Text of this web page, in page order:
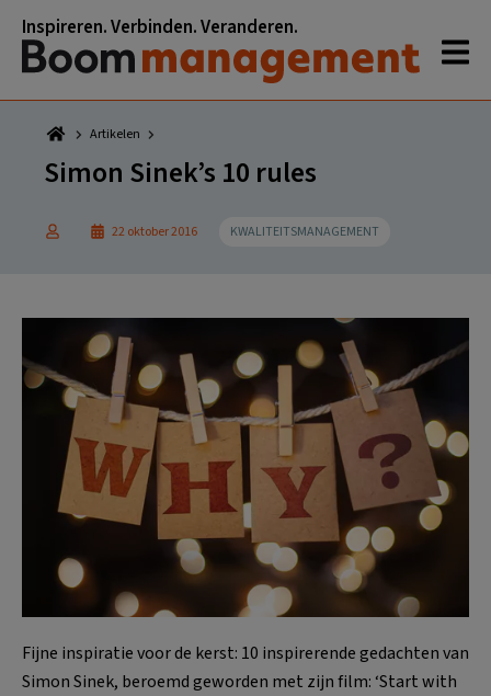
naar
hoofdnavigatie
naar
hoofd
inhoud
naar
eerste
sidebar
naar
voettekst
Inspireren. Verbinden. Veranderen.
Artikelen
Simon Sinek’s 10 rules
22 oktober 2016 KWALITEITSMANAGEMENT
Fijne inspiratie voor de kerst: 10 inspirerende gedachten van
Simon Sinek, beroemd geworden met zijn film: ‘Start with